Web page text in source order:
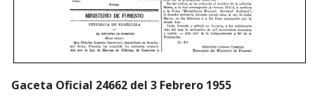
Gaceta Oficial 24662 del 3 Febrero 1955